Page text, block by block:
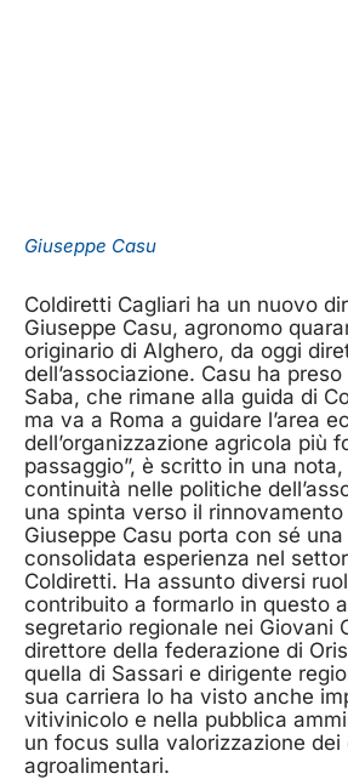
Giuseppe Casu
Coldiretti Cagliari ha un nuovo
Giuseppe Casu, agronomo
originario di Alghero, da oggi
dell’associazione. Casu ha
Saba, che rimane alla guida di
ma va a Roma a guidare l’area
dell’organizzazione agricola più
passaggio”, è scritto in una nota,
continuità nelle politiche
una spinta verso il rinnovamento
Giuseppe Casu porta con sé una
consolidata esperienza nel
Coldiretti. Ha assunto diversi
contribuito a formarlo in questo
segretario regionale nei Giovani
direttore della federazione di
quella di Sassari e dirigente
sua carriera lo ha visto anche
vitivinicolo e nella pubblica
un focus sulla valorizzazione dei
agroalimentari.